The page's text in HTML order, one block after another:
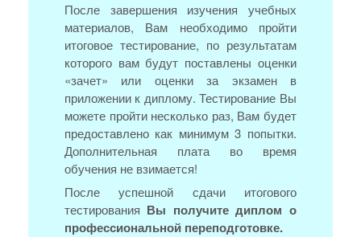
После завершения изучения учебных
материалов, Вам необходимо пройти
итоговое тестирование, по результатам
которого вам будут поставлены оценки
«зачет» или оценки за экзамен в
приложении к диплому. Тестирование Вы
можете пройти несколько раз, Вам будет
предоставлено как минимум 3 попытки.
Дополнительная плата во время
обучения не взимается!
После успешной сдачи итогового
тестирования Вы получите диплом о
профессиональной переподготовке.